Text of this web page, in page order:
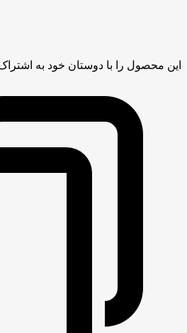
این محصول را با دوستان خود به اشتراک